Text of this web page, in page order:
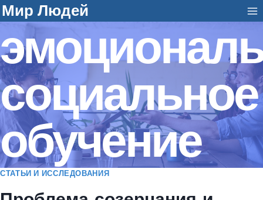
Перейти
к
содержанию
Мир Людей
социальное
обучение
СТАТЬИ И ИССЛЕДОВАНИЯ